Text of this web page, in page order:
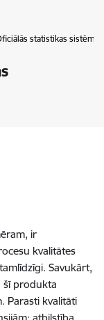
statistikas sistēma
ir
kvalitātes
Savukārt,
šī produkta
Parasti kvalitāti